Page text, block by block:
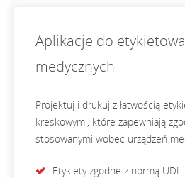
Aplikacje do
medycznych
Projektuj i drukuj z łatwością
kreskowymi, które zapewniają
stosowanymi wobec urządzeń
Etykiety zgodne z normą UDI